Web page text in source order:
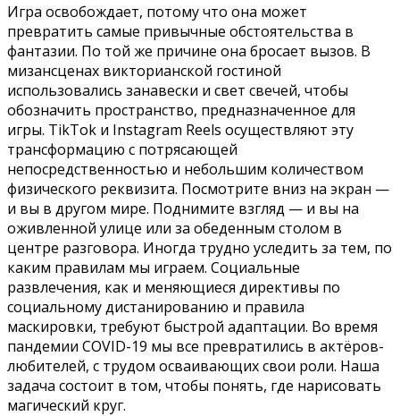
Игра освобождает, потому что она может
превратить самые привычные обстоятельства в
фантазии. По той же причине она бросает вызов. В
мизансценах викторианской гостиной
использовались занавески и свет свечей, чтобы
обозначить пространство, предназначенное для
игры. TikTok и Instagram Reels осуществляют эту
трансформацию с потрясающей
непосредственностью и небольшим количеством
физического реквизита. Посмотрите вниз на экран —
и вы в другом мире. Поднимите взгляд — и вы на
оживленной улице или за обеденным столом в
центре разговора. Иногда трудно уследить за тем, по
каким правилам мы играем. Социальные
развлечения, как и меняющиеся директивы по
социальному дистанированию и правила
маскировки, требуют быстрой адаптации. Во время
пандемии COVID-19 мы все превратились в актёров-
любителей, с трудом осваивающих свои роли. Наша
задача состоит в том, чтобы понять, где нарисовать
магический круг.